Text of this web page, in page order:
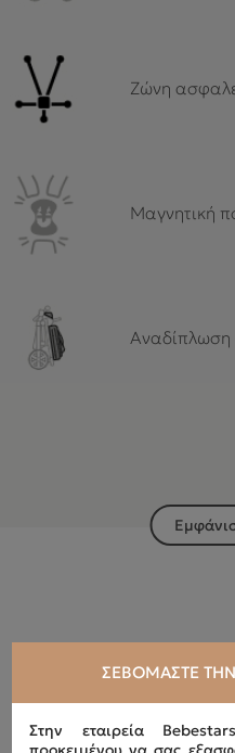
Ζώνη
Μαγνητική
Αναδίπλωση
ΣΕΒΌΜΑΣΤΕ ΤΗΝ
Στην εταιρεία